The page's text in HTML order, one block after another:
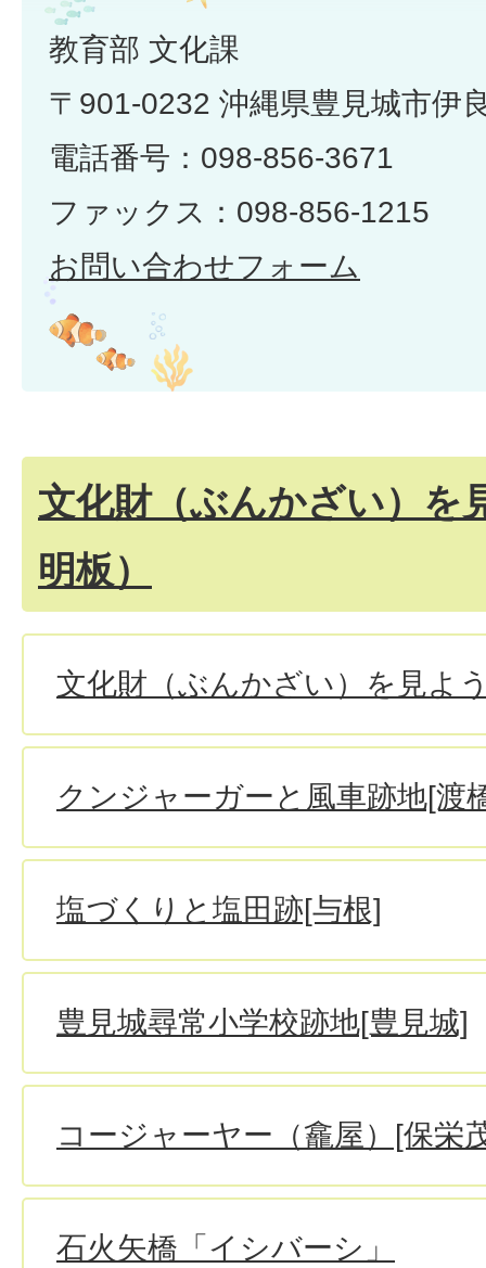
教育部 文化課
〒901-0232 沖縄県豊見城市伊
電話番号：098-856-3671
ファックス：098-856-1215
お問い合わせフォーム
文化財（ぶんかざい）を
明板）
文化財（ぶんかざい）を見よ
クンジャーガーと風車跡地[渡
塩づくりと塩田跡[与根]
豊見城尋常小学校跡地[豊見城]
コージャーヤー（龕屋）[保栄
石火矢橋「イシバーシ」